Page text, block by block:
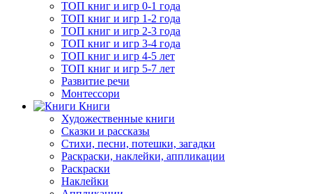
ТОП книг и игр 0-1 года
ТОП книг и игр 1-2 года
ТОП книг и игр 2-3 года
ТОП книг и игр 3-4 года
ТОП книг и игр 4-5 лет
ТОП книг и игр 5-7 лет
Развитие речи
Монтессори
Книги
Художественные книги
Сказки и рассказы
Стихи, песни, потешки, загадки
Раскраски, наклейки, аппликации
Раскраски
Наклейки